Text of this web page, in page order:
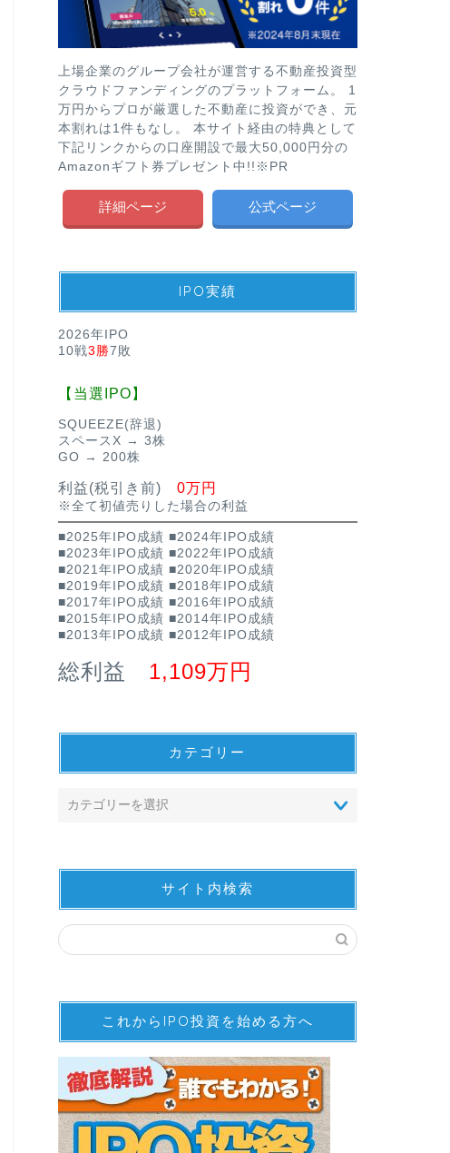
上場企業のグループ会社が運営する不動産投資型
クラウドファンディングのプラットフォーム。 1
万円からプロが厳選した不動産に投資ができ、元
本割れは1件もなし。 本サイト経由の特典として
下記リンクからの口座開設で最大50,000円分の
Amazonギフト券プレゼント中!!※PR
詳細ページ 公式ページ
IPO実績
2026年IPO
10戦3勝7敗
【当選IPO】
SQUEEZE(辞退)
スペースX → 3株
GO → 200株
利益(税引き前) 0万円
※全て初値売りした場合の利益
■2025年IPO成績 ■2024年IPO成績
■2023年IPO成績 ■2022年IPO成績
■2021年IPO成績 ■2020年IPO成績
■2019年IPO成績 ■2018年IPO成績
■2017年IPO成績 ■2016年IPO成績
■2015年IPO成績 ■2014年IPO成績
■2013年IPO成績 ■2012年IPO成績
総利益 1,109万円
カテゴリー
サイト内検索
これからIPO投資を始める方へ